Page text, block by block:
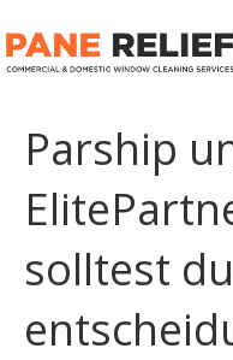
Parship
solltest